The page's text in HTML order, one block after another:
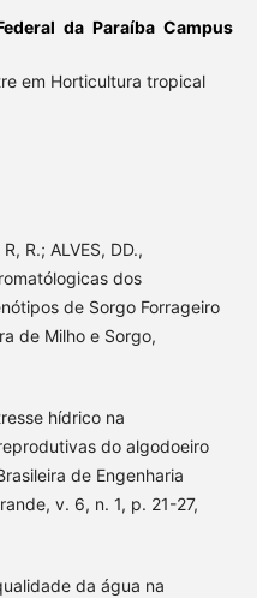
da Paraíba Campus
em Horticultura tropical
R.; ALVES, DD.,
dos
de Sorgo Forrageiro
de Milho e Sorgo,
hídrico na
do algodoeiro
de Engenharia
v. 6, n. 1, p. 21-27,
da água na